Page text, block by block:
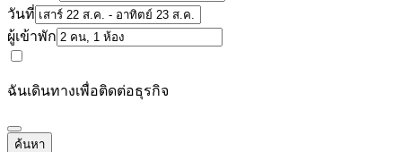
วันที่
ผู้เข้าพัก
ฉันเดินทางเพื่อติดต่อธุรกิจ
ค้นหา